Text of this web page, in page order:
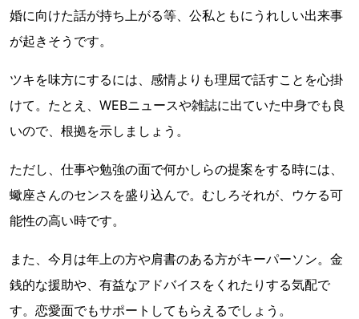
婚に向けた話が持ち上がる等、公私ともにうれしい出来事
が起きそうです。
ツキを味方にするには、感情よりも理屈で話すことを心掛
けて。たとえ、WEBニュースや雑誌に出ていた中身でも良
いので、根拠を示しましょう。
ただし、仕事や勉強の面で何かしらの提案をする時には、
蠍座さんのセンスを盛り込んで。むしろそれが、ウケる可
能性の高い時です。
また、今月は年上の方や肩書のある方がキーパーソン。金
銭的な援助や、有益なアドバイスをくれたりする気配で
す。恋愛面でもサポートしてもらえるでしょう。